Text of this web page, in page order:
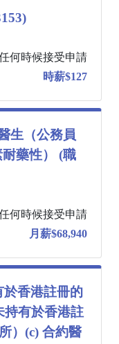
何時候接受申請
時薪$127
生（公務員
藥性） (職
何時候接受申請
月薪$68,940
於香港註冊的
持有於香港註
）(c) 合約醫